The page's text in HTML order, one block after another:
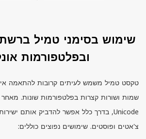
שימוש בסימני טמיל
ובפלטפורמות
טקסט טמיל משמש לעיתים קרובות להתאמה
שמות ושורות קצרות בפלטפורמות שונות. מאחר
Unicode, בדרך כלל אפשר להדביק אותם
צ'אטים ופוסטים. שימושים נפוצים כוללים: